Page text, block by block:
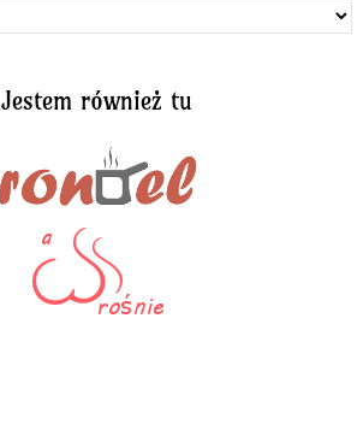
Jestem również tu